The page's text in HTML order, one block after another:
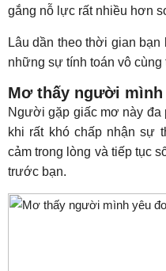
gắng nỗ lực rất nhiều hơn
Lâu dần theo thời gian
những sự tính toán vô cùng
Mơ thấy người
Người gặp giấc mơ này
khi rất khó chấp nhận sự
cảm trong lòng và tiếp tục
trước bạn.